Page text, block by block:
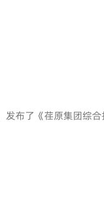
布了《荏原集团综合